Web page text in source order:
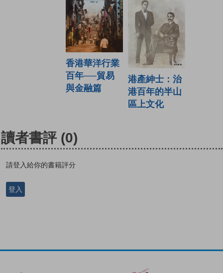
香港華洋行業
百年──貿易
與金融篇
港產紳士：治
港百年的半山
區上文化
讀者書評 (0)
請登入給你的書籍評分
登入